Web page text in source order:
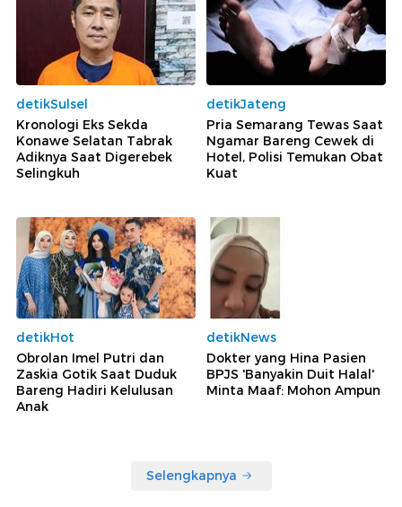
detikSulsel
Kronologi Eks Sekda
Konawe Selatan Tabrak
Adiknya Saat Digerebek
Selingkuh
detikJateng
Pria Semarang Tewas Saat
Ngamar Bareng Cewek di
Hotel, Polisi Temukan Obat
Kuat
detikHot
Obrolan Imel Putri dan
Zaskia Gotik Saat Duduk
Bareng Hadiri Kelulusan
Anak
detikNews
Dokter yang Hina Pasien
BPJS 'Banyakin Duit Halal'
Minta Maaf: Mohon Ampun
Selengkapnya